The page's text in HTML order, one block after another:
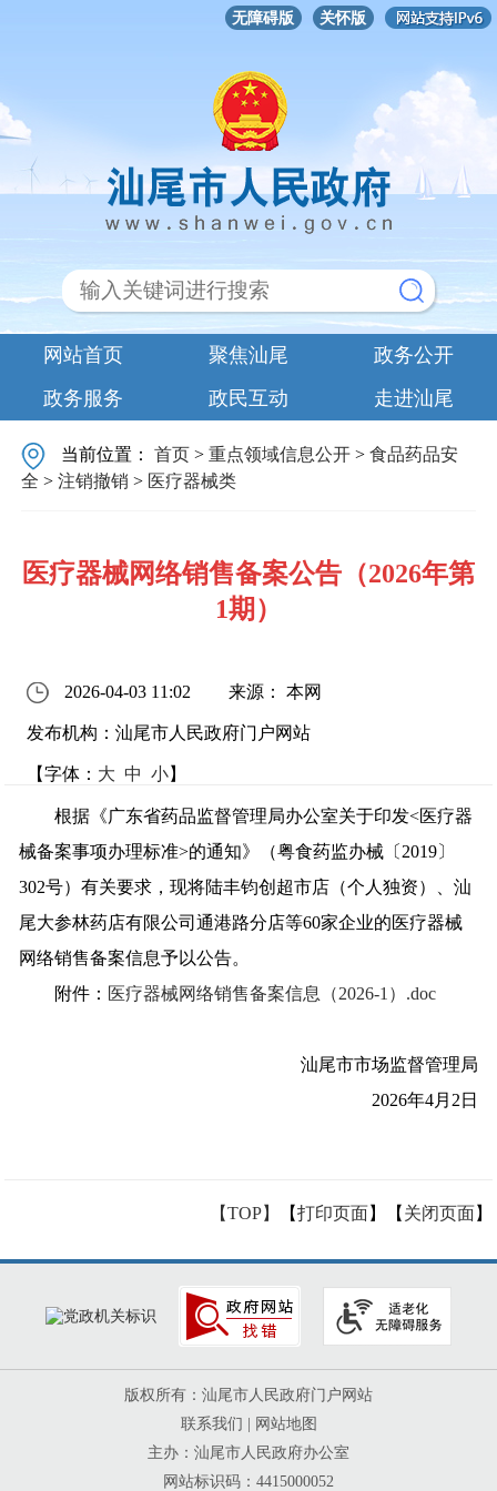
无障碍版 关怀版
网站首页 聚焦汕尾
政务公开
政务服务
政民互动 走进汕尾
当前位置：首页 >重点领域信息公开 >食品药品安
全 >注销撤销 > 医疗器械类
医疗器械网络销售备案公告（2026年第
1期）
2026-04-03 11:02 来源： 本网
发布机构：汕尾市人民政府门户网站
【字体： 大 中 小】
根据《广东省药品监督管理局办公室关于印发<医疗器
械备案事项办理标准>的通知》（粤食药监办械〔2019〕
302号）有关要求，现将陆丰钧创超市店（个人独资）、汕
尾大参林药店有限公司通港路分店等60家企业的医疗器械
网络销售备案信息予以公告。
附件： 医疗器械网络销售备案信息（2026-1）.doc
汕尾市市场监督管理局
2026年4月2日
【TOP】 【打印页面】【 关闭页面】
版权所有：汕尾市人民政府门户网站
联系我们
网站地图
主办：汕尾市人民政府办公室
网站标识码：4415000052